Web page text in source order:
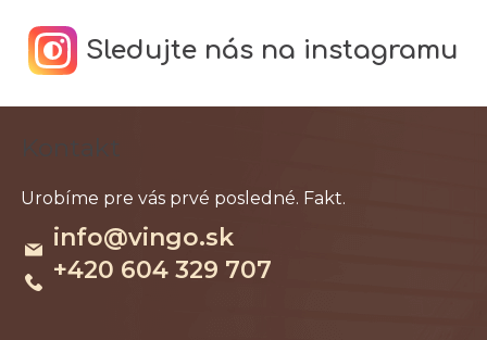
Sledujte nás na instagramu
info@vingo.sk
+420 604 329 707